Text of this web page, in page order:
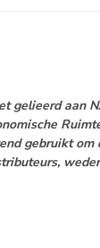
aan
gebruikt